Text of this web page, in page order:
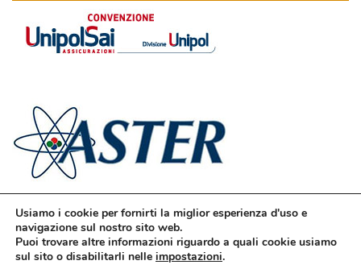
Usiamo i cookie per fornirti la miglior esperienza d'uso e
navigazione sul nostro sito web.
Puoi trovare altre informazioni riguardo a quali cookie usiamo
sul sito o disabilitarli nelle impostazioni.